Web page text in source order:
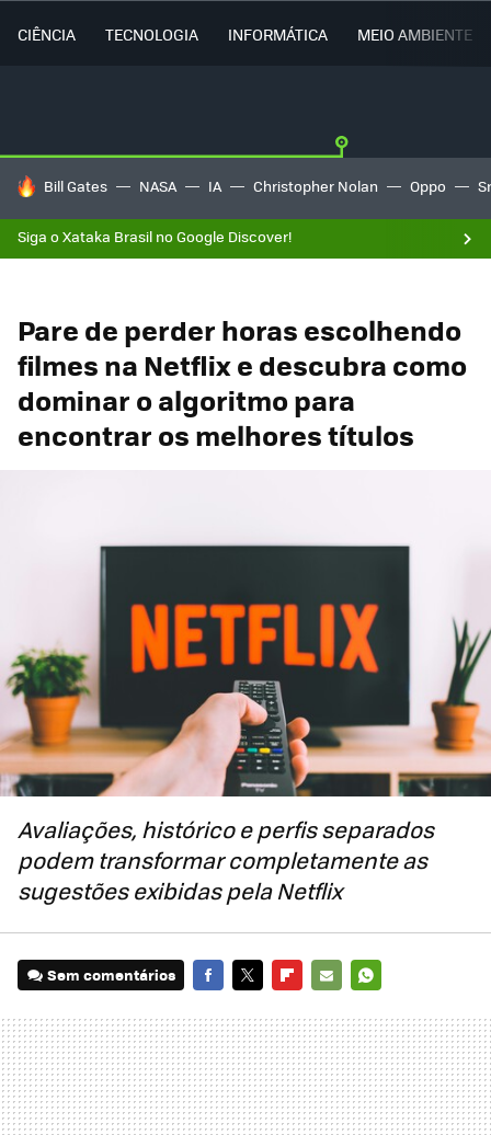
CIÊNCIA TECNOLOGIA INFORMÁTICA MEIO AMBIENTE
TENDÊNCIAS DO DIA
Bill Gates NASA IA Christopher Nolan Oppo
Siga o Xataka Brasil no Google Discover!
Pare de perder horas escolhendo
filmes na Netflix e descubra como
dominar o algoritmo para
encontrar os melhores títulos
Avaliações, histórico e perfis separados
podem transformar completamente as
sugestões exibidas pela Netflix
Sem comentários
MAIL